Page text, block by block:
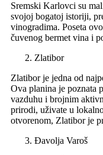
Sremski Karlovci su
svojoj bogatoj istoriji,
vinogradima. Poseta
čuvenog bermet vina i
Zlatibor
Zlatibor je jedna od
Ova planina je poznata
vazduhu i brojnim
prirodi, uživate u
otvorenom, Zlatibor je
Đavolja Varoš